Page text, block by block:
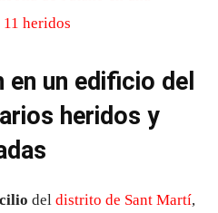
un edificio del
heridos y
del distrito de Sant Martí,